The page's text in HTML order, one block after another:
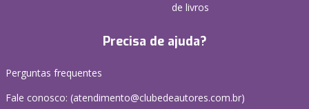
de livros
Precisa de ajuda?
Perguntas frequentes
Fale conosco: (atendimento@clubedeautores.com.br)